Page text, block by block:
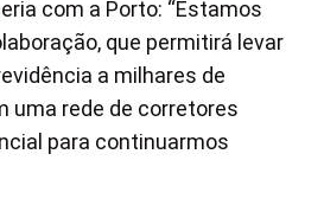
com a Porto: “Estamos
que permitirá levar
a milhares de
uma rede de corretores
para continuarmos